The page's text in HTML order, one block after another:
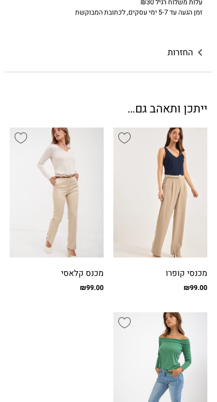
זמן הגעה עד 5-7 ימי עסקים, לכתובת המבוקשת
החזרות
ייתכן ותאהב גם…
מכנסי קופרו
₪99.00
מכנס קלאסי
₪99.00